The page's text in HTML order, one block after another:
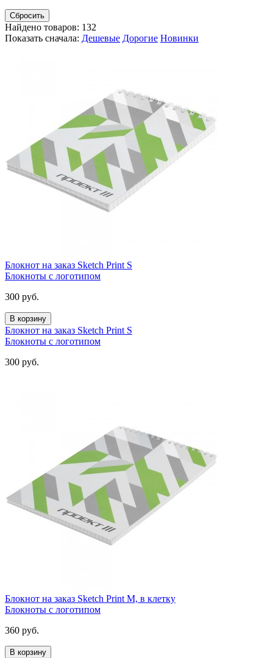
Сбросить
Найдено товаров: 132
Показать сначала: Дешевые Дорогие Новинки
Блокнот на заказ Sketch Print S
Блокноты с логотипом
300 руб.
В корзину
Блокнот на заказ Sketch Print S
Блокноты с логотипом
300 руб.
Блокнот на заказ Sketch Print M, в клетку
Блокноты с логотипом
360 руб.
В корзину